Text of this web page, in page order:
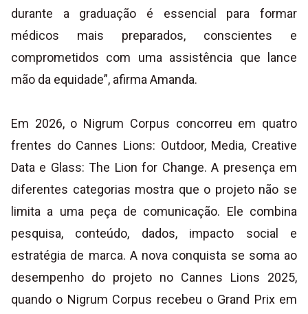
durante a graduação é essencial para formar
médicos mais preparados, conscientes e
comprometidos com uma assistência que lance
mão da equidade”, afirma Amanda.
Em 2026, o Nigrum Corpus concorreu em quatro
frentes do Cannes Lions: Outdoor, Media, Creative
Data e Glass: The Lion for Change. A presença em
diferentes categorias mostra que o projeto não se
limita a uma peça de comunicação. Ele combina
pesquisa, conteúdo, dados, impacto social e
estratégia de marca. A nova conquista se soma ao
desempenho do projeto no Cannes Lions 2025,
quando o Nigrum Corpus recebeu o Grand Prix em